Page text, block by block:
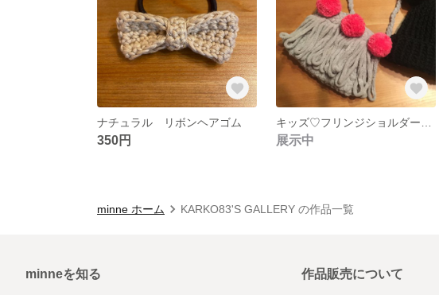
ナチュラル リボンヘアゴム
350円 展示中
minne ホーム KARKO83'S GALLERY の作品一覧
minneを知る 作品販売について